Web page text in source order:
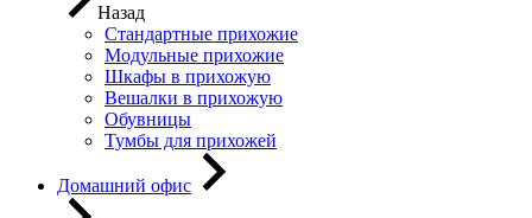
Назад
Стандартные прихожие
Модульные прихожие
Шкафы в прихожую
Вешалки в прихожую
Обувницы
Тумбы для прихожей
Домашний офис